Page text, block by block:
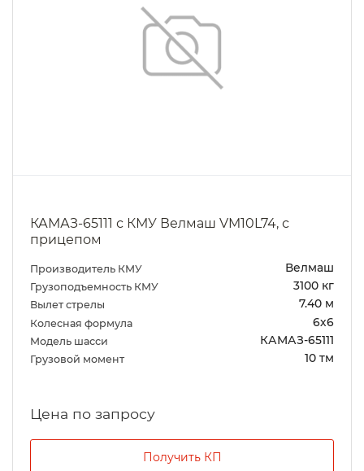
КАМАЗ-65111 с КМУ Велмаш VM10L74, с
прицепом
Производитель КМУ Велмаш
Грузоподъемность КМУ 3100 кг
Вылет стрелы 7.40 м
Колесная формула 6х6
Модель шасси КАМАЗ-65111
Грузовой момент 10 тм
Цена по запросу
Получить КП